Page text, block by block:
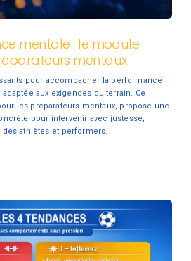
mentale : le module
mentaux
pour accompagner la performance
aux exigences du terrain. Ce
les préparateurs mentaux, propose une
pour intervenir avec justesse,
athlètes et performers.